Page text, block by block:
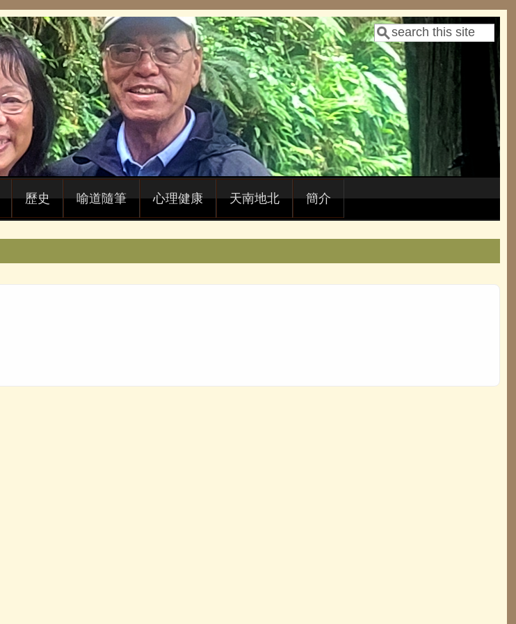
Search form
Search
歷史 喻道隨筆 心理健康 天南地北 簡介